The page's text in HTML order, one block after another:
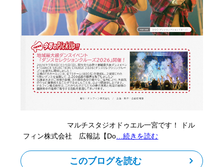
マルチスタジオドゥエル一宮です！ ドル
フィン株式会社 広報誌【Do …続きを読む
このブログを読む